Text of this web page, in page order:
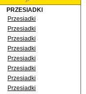
PRZESIADKI
Przesiadki
Przesiadki
Przesiadki
Przesiadki
Przesiadki
Przesiadki
Przesiadki
Przesiadki